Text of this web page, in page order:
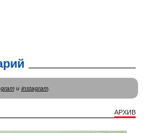
и instagram.
АРХИВ